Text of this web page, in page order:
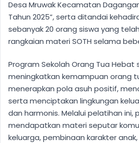
Desa Mruwak Kecamatan
Tahun 2025”, serta ditandai
sebanyak 20 orang siswa yang
rangkaian materi SOTH selama
Program Sekolah Orang Tua Hebat
meningkatkan kemampuan orang
menerapkan pola asuh positif,
serta menciptakan lingkungan
dan harmonis. Melalui pelatihan ini,
mendapatkan materi seputar
keluarga, pembinaan karakter